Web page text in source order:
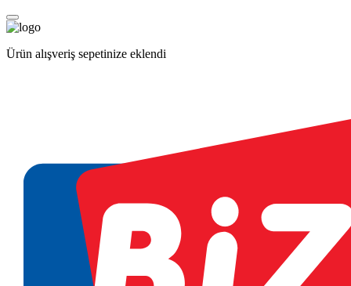
Ürün alışveriş sepetinize eklendi